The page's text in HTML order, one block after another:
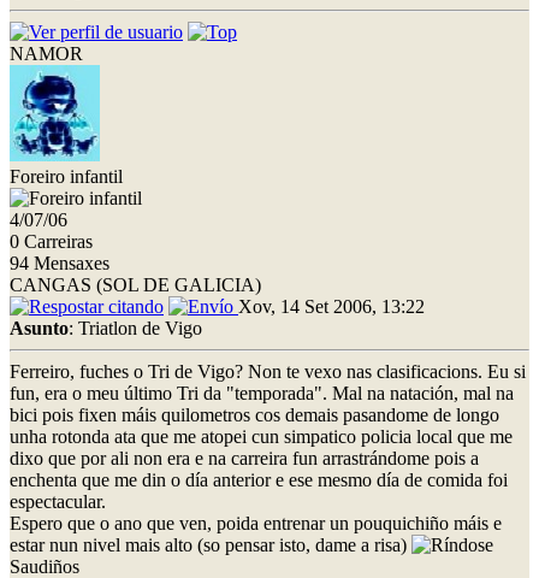
NAMOR
Foreiro infantil
4/07/06
0 Carreiras
94 Mensaxes
CANGAS (SOL DE GALICIA)
Xov, 14 Set 2006, 13:22
Asunto: Triatlon de Vigo
Ferreiro, fuches o Tri de Vigo? Non te vexo nas clasificacions. Eu si
fun, era o meu último Tri da "temporada". Mal na natación, mal na
bici pois fixen máis quilometros cos demais pasandome de longo
unha rotonda ata que me atopei cun simpatico policia local que me
dixo que por ali non era e na carreira fun arrastrándome pois a
enchenta que me din o día anterior e ese mesmo día de comida foi
espectacular.
Espero que o ano que ven, poida entrenar un pouquichiño máis e
estar nun nivel mais alto (so pensar isto, dame a risa)
Saudiños